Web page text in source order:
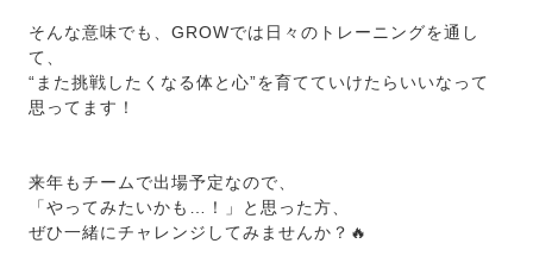
そんな意味でも、GROWでは日々のトレーニングを通し
て、
“また挑戦したくなる体と心”を育てていけたらいいなって
思ってます！
来年もチームで出場予定なので、
「やってみたいかも…！」と思った方、
ぜひ一緒にチャレンジしてみませんか？🔥